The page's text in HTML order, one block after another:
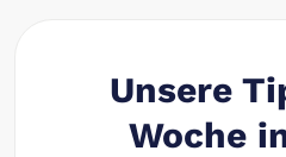
Unsere
Woche